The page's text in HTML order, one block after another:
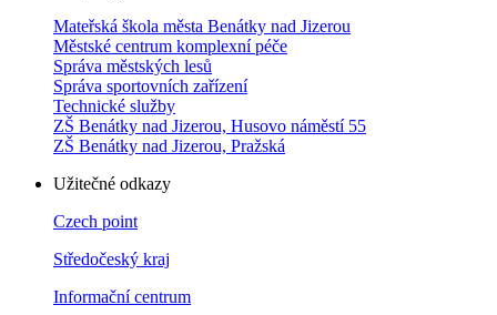
Mateřská škola města Benátky nad Jizerou
Městské centrum komplexní péče
Správa městských lesů
Správa sportovních zařízení
Technické služby
ZŠ Benátky nad Jizerou, Husovo náměstí 55
ZŠ Benátky nad Jizerou, Pražská
Užitečné odkazy
Czech point
Středočeský kraj
Informační centrum